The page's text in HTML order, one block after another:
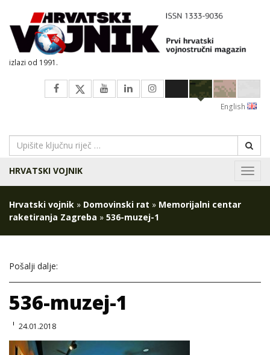
izlazi od 1991.
English
HRVATSKI VOJNIK
Hrvatski vojnik » Domovinski rat » Memorijalni centar
raketiranja Zagreba » 536-muzej-1
Pošalji dalje:
536-muzej-1
24.01.2018